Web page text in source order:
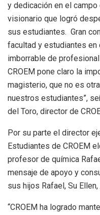
y dedicación en el
visionario que logró
sus estudiantes. Gran
facultad y estudiantes en
imborrable de
CROEM pone claro la
magisterio, que no es
nuestros estudiantes”,
del Toro, director de
Por su parte el director
Estudiantes de CROEM
profesor de química
mensaje de apoyo y
sus hijos Rafael, Su
“CROEM ha logrado